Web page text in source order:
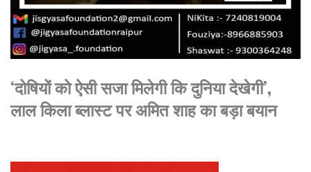
‘दोषियों को ऐसी सजा मिलेगी कि दुनिया देखेगी’,
लाल किला ब्लास्ट पर अमित शाह का बड़ा बयान